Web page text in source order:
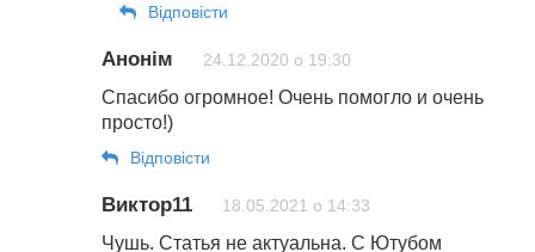
Відповіcти
Анонім 24.12.2020 о 19:30
Спасибо огромное! Очень помогло и очень
просто!)
Відповіcти
Виктор11 18.05.2021 о 14:33
Чушь. Статья не актуальна. С Ютубом